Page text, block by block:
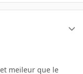
meileur que le